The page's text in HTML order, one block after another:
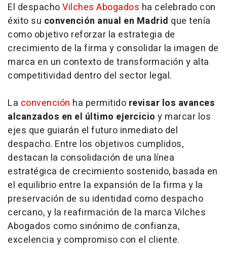
El despachoVilches Abogados ha celebrado con
éxito su convención anual en Madrid que tenía
como objetivo reforzar la estrategia de
crecimiento de la firma y consolidar la imagen de
marca en un contexto de transformación y alta
competitividad dentro del sector legal.
La convención ha permitido revisar los avances
alcanzados en el último ejercicio y marcar los
ejes que guiarán el futuro inmediato del
despacho. Entre los objetivos cumplidos,
destacan la consolidación de una línea
estratégica de crecimiento sostenido, basada en
el equilibrio entre la expansión de la firma y la
preservación de su identidad como despacho
cercano, y la reafirmación de la marca Vilches
Abogados como sinónimo de confianza,
excelencia y compromiso con el cliente.